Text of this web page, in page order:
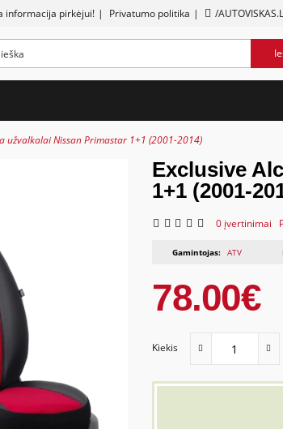
informacija pirkėjui! | Privatumo politika | /
užvalkalai Nissan Primastar 1+1 (2001-2014)
Exclusive
1+1 (2001-
0 įvertinimai
Gamintojas: ATV
78.00€
Kiekis